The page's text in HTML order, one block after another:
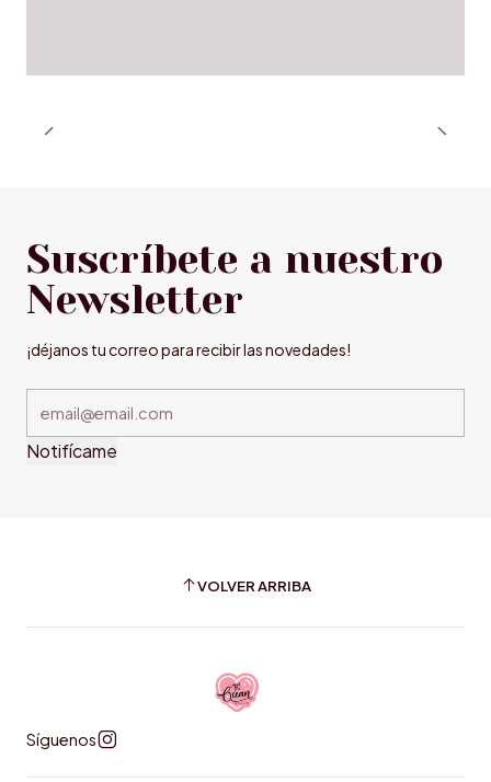
Suscríbete a nuestro
Newsletter
¡déjanos tu correo para recibir las novedades!
Notifícame
VOLVER ARRIBA
Síguenos